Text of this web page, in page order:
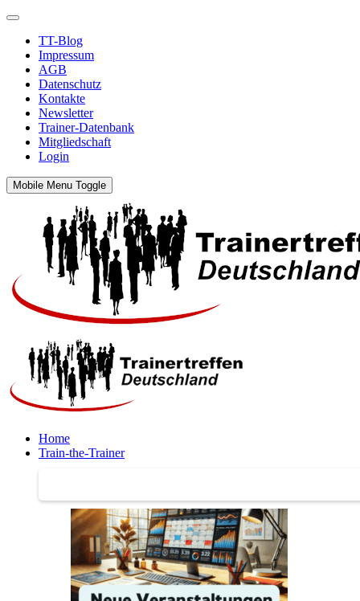
TT-Blog
Impressum
AGB
Datenschutz
Kontakte
Newsletter
Trainer-Datenbank
Mitgliedschaft
Login
Mobile Menu Toggle
Home
Train-the-Trainer